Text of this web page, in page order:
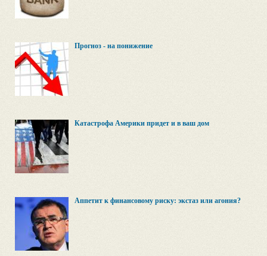
Прогноз - на понижение
Катастрофа Америки придет и в ваш дом
Аппетит к финансовому риску: экстаз или агония?